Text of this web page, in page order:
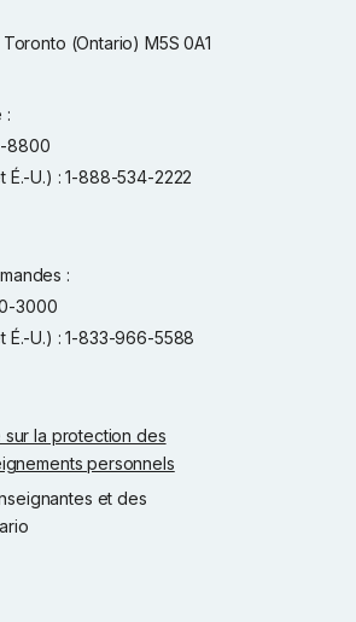
(Ontario) M5S 0A1
:
8800
É.-U.) : 1-888-534-2222
:
3000
É.-U.) : 1-833-966-5588
sur la protection des
personnels
et des